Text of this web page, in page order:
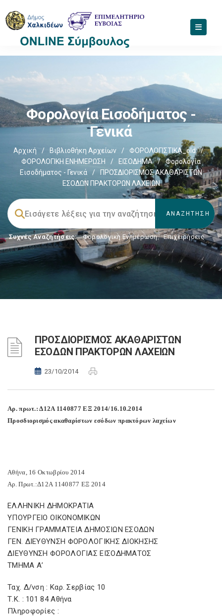
Φορολογία Εισοδήματος -
Γενικά
Αρχική / Βιβλιοθήκη Αρχείων / ΦΟΡΟΛΟΓΙΣΤΙΚΑ_old
/
ΦΟΡΟΛΟΓΙΚΗ ΕΝΗΜΕΡΩΣΗ
/ ΕΙΣΟΔΗΜΑ /
Φορολογία
Εισοδήματος - Γενικά
/
ΠΡΟΣΔΙΟΡΙΣΜΟΣ ΑΚΑΘΑΡΙΣΤΩΝ
ΕΣΟΔΩΝ ΠΡΑΚΤΟΡΩΝ ΛΑΧΕΙΩΝ
Συχνές Αναζητήσεις: Φορολογικη Ενημέρωση, Επιχειρήσεις
ΠΡΟΣΔΙΟΡΙΣΜΟΣ ΑΚΑΘΑΡΙΣΤΩΝ
ΕΣΟΔΩΝ ΠΡΑΚΤΟΡΩΝ ΛΑΧΕΙΩΝ
23/10/2014
Αρ. πρωτ.: Δ12Α 1140877 ΕΞ 2014/16.10.2014
Προσδιορισμός ακαθαρίστων εσόδων πρακτόρων λαχείων
Αθήνα, 16 Οκτωβρίου 2014
Αρ. Πρωτ.:Δ12Α 1140877 ΕΞ 2014
ΕΛΛΗΝΙΚΗ ΔΗΜΟΚΡΑΤΙΑ
ΥΠΟΥΡΓΕΙΟ ΟΙΚΟΝΟΜΙΚΩΝ
ΓΕΝΙΚΗ ΓΡΑΜΜΑΤΕΙΑ ΔΗΜΟΣΙΩΝ ΕΣΟΔΩΝ
ΓΕΝ. ΔΙΕΥΘΥΝΣΗ ΦΟΡΟΛΟΓΙΚΗΣ ΔΙΟΚΗΣΗΣ
ΔΙΕΥΘΥΝΣΗ ΦΟΡΟΛΟΓΙΑΣ ΕΙΣΟΔΗΜΑΤΟΣ
ΤΜΗΜΑ Α’
Ταχ. Δ/νση : Καρ. Σερβίας 10
Τ.Κ. : 101 84 Αθήνα
Πληροφορίες :